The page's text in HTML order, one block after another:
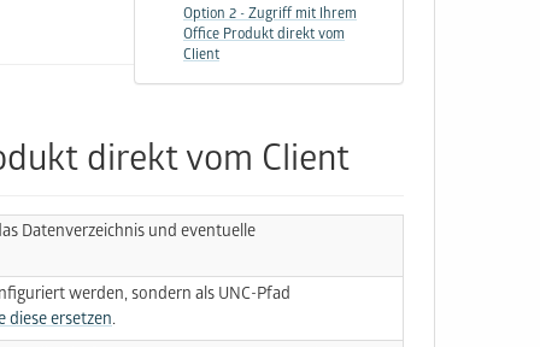
Option 2 - Zugriff mit Ihrem
Office Produkt direkt vom
Client
direkt vom Client
Datenverzeichnis und eventuelle
werden, sondern als UNC-Pfad
diese ersetzen.